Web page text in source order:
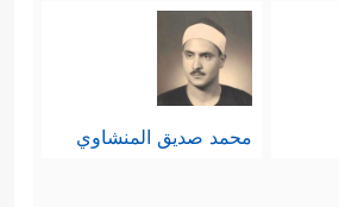
محمد صديق المنشاوي